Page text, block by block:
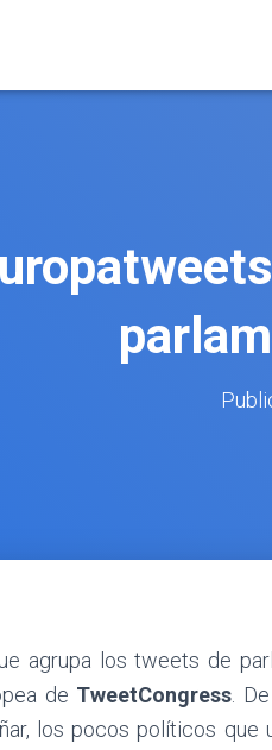
agrupa los tweets de
de TweetCongress .
los pocos políticos que